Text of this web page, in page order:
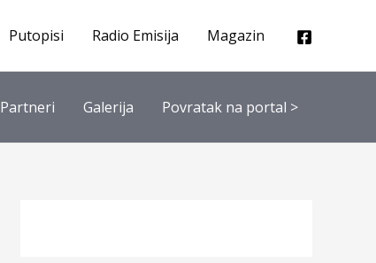
Putopisi Radio Emisija Magazin
Partneri Galerija Povratak na portal >